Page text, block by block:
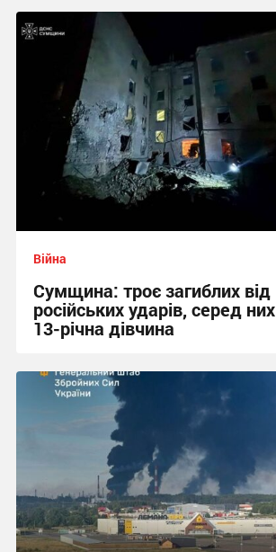
13:23 вчора
Війна
Сумщина: троє загиблих від
російських ударів, серед них
13-річна дівчина
11:39 вчора